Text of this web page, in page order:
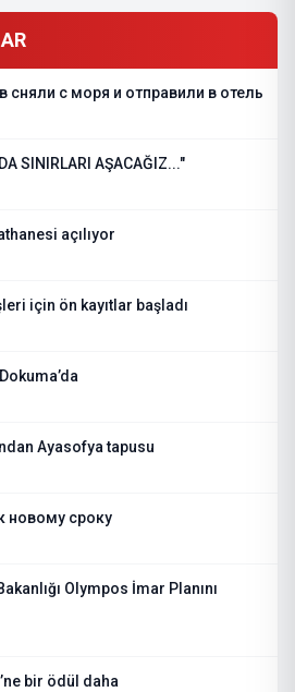
сняли с моря и отправили в отель
SINIRLARI AŞACAĞIZ..."
açılıyor
için ön kayıtlar başladı
Ayasofya tapusu
новому сроку
Olympos İmar Planını
bir ödül daha